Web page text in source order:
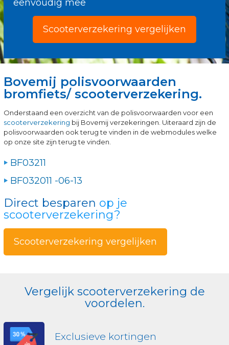
eenvoudig mee
Scooterverzekering vergelijken
Bovemij polisvoorwaarden
bromfiets/ scooterverzekering.
Onderstaand een overzicht van de polisvoorwaarden voor een
scooterverzekering bij Bovemij verzekeringen. Uiteraard zijn de
polisvoorwaarden ook terug te vinden in de webmodules welke
op onze site zijn terug te vinden.
BF03211
BF032011 -06-13
Direct besparen op je
scooterverzekering?
Scooterverzekering vergelijken
Vergelijk scooterverzekering de
voordelen.
Exclusieve kortingen